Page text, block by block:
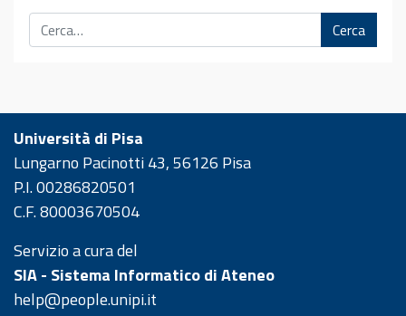
Cerca
Università di Pisa
Lungarno Pacinotti 43, 56126 Pisa
P.I. 00286820501
C.F. 80003670504
Servizio a cura del
SIA - Sistema Informatico di Ateneo
help@people.unipi.it